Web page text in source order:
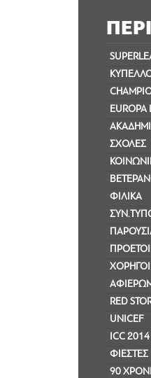
EUROPA
ΣΧΟΛΕΣ
ΦΙΛΙΚΑ
ΧΟΡΗΓΟΙ
RED
UNICEF
ICC 2014
ΦΙΕΣΤΕΣ
90